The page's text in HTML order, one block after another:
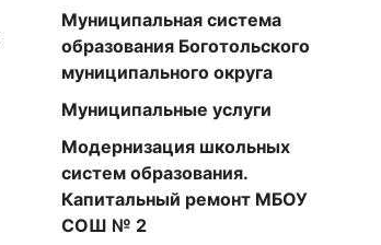
Муниципальная система
образования Боготольского
муниципального округа
Муниципальные услуги
Модернизация школьных
систем образования.
Капитальный ремонт МБОУ
СОШ № 2